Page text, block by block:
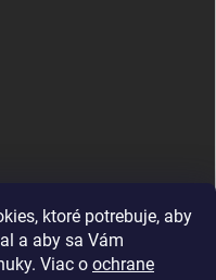
ktoré potrebuje, aby
a aby sa Vám
Viac o ochrane